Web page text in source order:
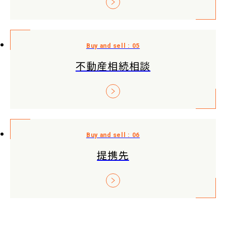
不動産相続相談
提携先